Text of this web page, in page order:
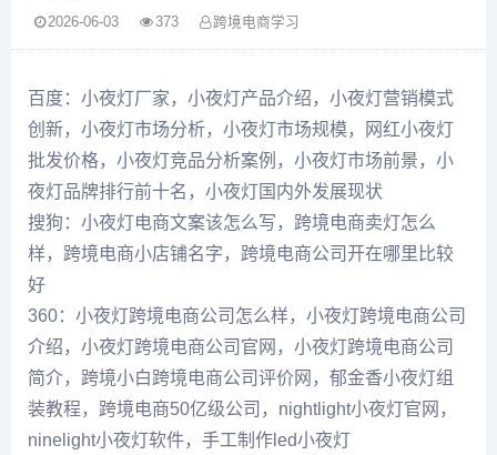
2026-06-03 373 跨境电商学习
百度：小夜灯厂家，小夜灯产品介绍，小夜灯营销模式
创新，小夜灯市场分析，小夜灯市场规模，网红小夜灯
批发价格，小夜灯竞品分析案例，小夜灯市场前景，小
夜灯品牌排行前十名，小夜灯国内外发展现状
搜狗：小夜灯电商文案该怎么写，跨境电商卖灯怎么
样，跨境电商小店铺名字，跨境电商公司开在哪里比较
好
360：小夜灯跨境电商公司怎么样，小夜灯跨境电商公司
介绍，小夜灯跨境电商公司官网，小夜灯跨境电商公司
简介，跨境小白跨境电商公司评价网，郁金香小夜灯组
装教程，跨境电商50亿级公司，nightlight小夜灯官网，
ninelight小夜灯软件，手工制作led小夜灯